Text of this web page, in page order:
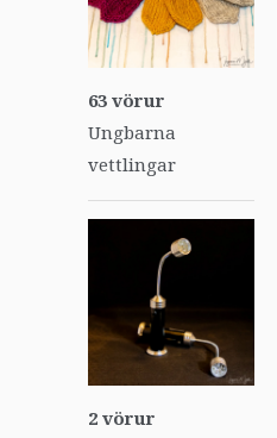
63 vörur
Ungbarna
vettlingar
2 vörur